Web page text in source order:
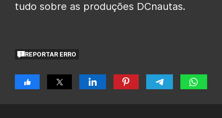
tudo sobre as produções DCnautas.
REPORTAR ERRO